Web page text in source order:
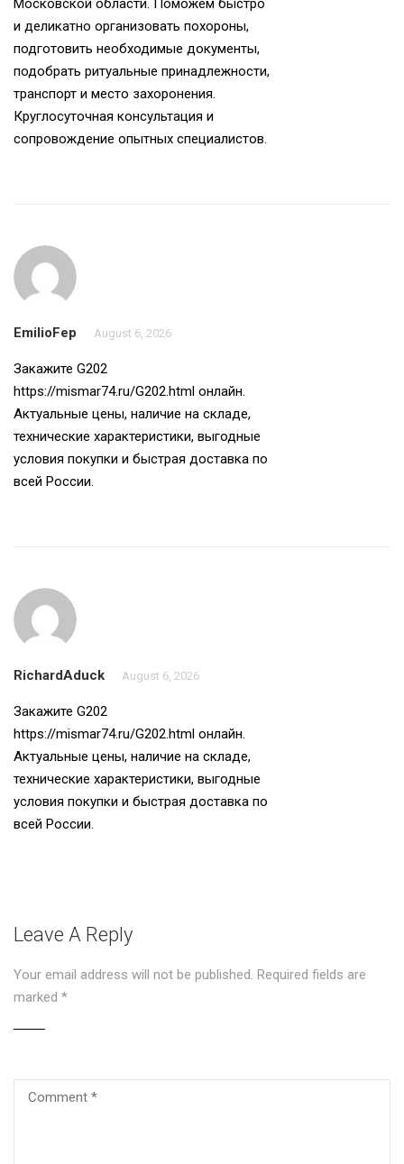
Московской области. Поможем быстро
и деликатно организовать похороны,
подготовить необходимые документы,
подобрать ритуальные принадлежности,
транспорт и место захоронения.
Круглосуточная консультация и
сопровождение опытных специалистов.
EmilioFep August 6, 2026
Закажите G202
https://mismar74.ru/G202.html онлайн.
Актуальные цены, наличие на складе,
технические характеристики, выгодные
условия покупки и быстрая доставка по
всей России.
RichardAduck August 6, 2026
Закажите G202
https://mismar74.ru/G202.html онлайн.
Актуальные цены, наличие на складе,
технические характеристики, выгодные
условия покупки и быстрая доставка по
всей России.
Leave A Reply
Your email address will not be published. Required fields are
marked *